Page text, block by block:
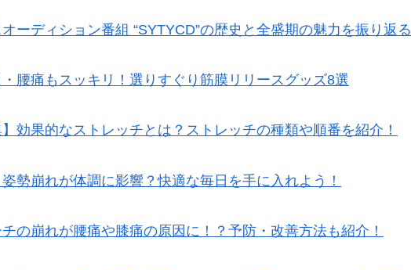
オーディション番組 “SYTYCD”の歴史と全盛期の魅力を振り返る
・腰痛もスッキリ！選りすぐり筋膜リリースグッズ8選
】効果的なストレッチとは？ストレッチの種類や順番を紹介！
姿勢崩れが体調に影響？快適な毎日を手に入れよう！
チの崩れが腰痛や膝痛の原因に！？予防・改善方法も紹介！